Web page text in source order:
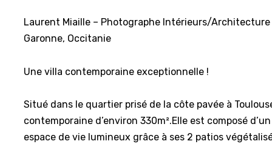
Laurent Miaille – Photographe Intérieurs/
Garonne, Occitanie
Une villa contemporaine exceptionnelle !
Situé dans le quartier prisé de la côte pavée à
contemporaine d’environ 330m².Elle est composé
espace de vie lumineux grâce à ses 2 patios